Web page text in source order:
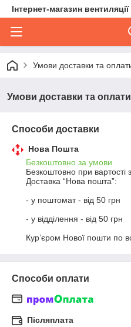
Інтернет-магазин вентиляції
Умови доставки та
Умови доставки та оплати
Способи доставки
Нова Пошта
Безкоштовно за умови
Безкоштовно при вартості
Доставка “Нова пошта”:
- у поштомат - від 50 грн
- у відділення - від 50 грн
Кур’єром Нової пошти по
Способи оплати
Післяплата